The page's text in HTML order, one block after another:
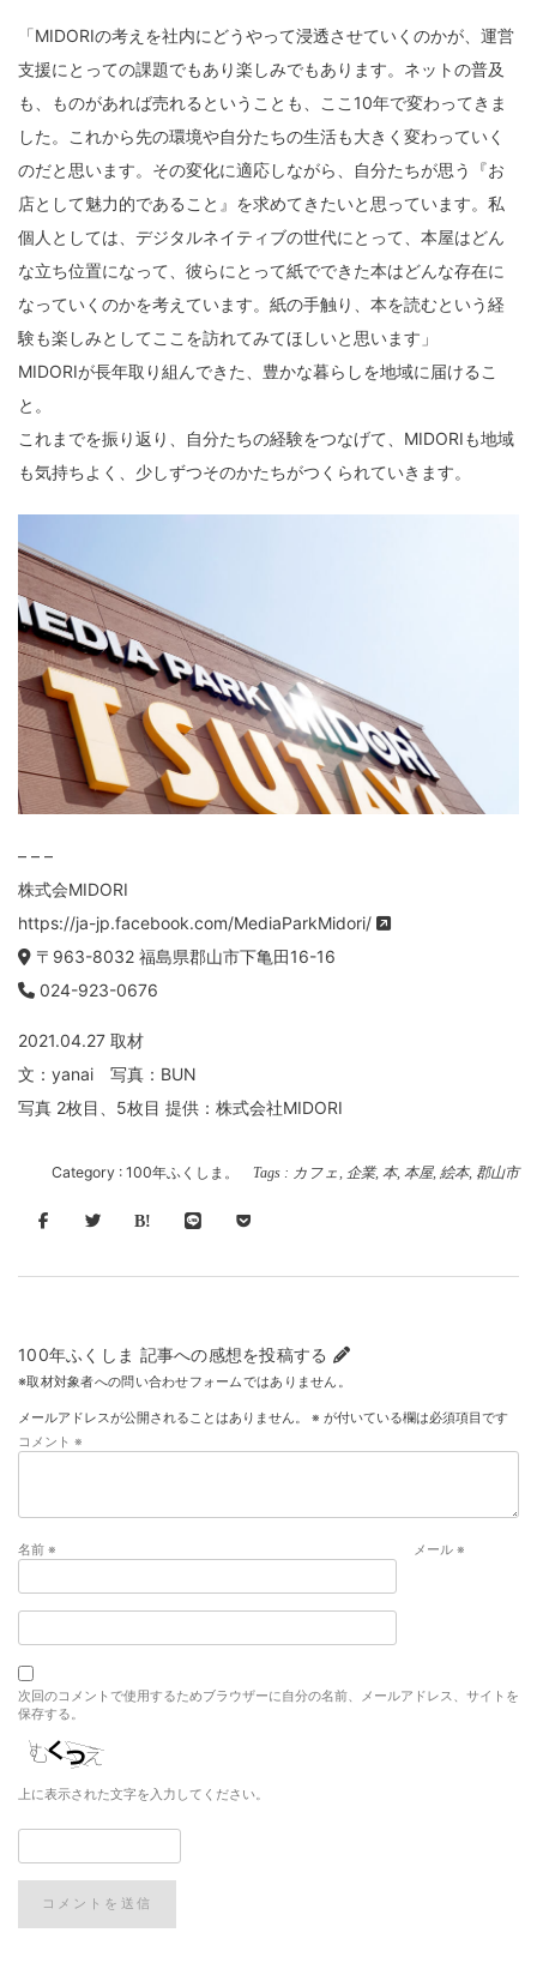
「MIDORIの考えを社内にどうやって浸透させていくのかが、運営
支援にとっての課題でもあり楽しみでもあります。ネットの普及
も、ものがあれば売れるということも、ここ10年で変わってきま
した。これから先の環境や自分たちの生活も大きく変わっていく
のだと思います。その変化に適応しながら、自分たちが思う『お
店として魅力的であること』を求めてきたいと思っています。私
個人としては、デジタルネイティブの世代にとって、本屋はどん
な立ち位置になって、彼らにとって紙でできた本はどんな存在に
なっていくのかを考えています。紙の手触り、本を読むという経
験も楽しみとしてここを訪れてみてほしいと思います」
MIDORIが長年取り組んできた、豊かな暮らしを地域に届けるこ
と。
これまでを振り返り、自分たちの経験をつなげて、MIDORIも地域
も気持ちよく、少しずつそのかたちがつくられていきます。
– – –
株式会MIDORI
https://ja-jp.facebook.com/MediaParkMidori/
〒963-8032 福島県郡山市下亀田16-16
024-923-0676
2021.04.27 取材
文：yanai 写真：BUN
写真 2枚目、5枚目 提供：株式会社MIDORI
Category : 100年ふくしま。 Tags : カフェ 企業, 本, 本屋, 絵本, 郡山市
100年ふくしま 記事への感想を投稿する
※取材対象者への問い合わせフォームではありません。
メールアドレスが公開されることはありません。 ※ が付いている欄は必須項目です
コメント ※
名前 ※ メール ※
次回のコメントで使用するためブラウザーに自分の名前、メールアドレス、サイトを
保存する。
上に表示された文字を入力してください。